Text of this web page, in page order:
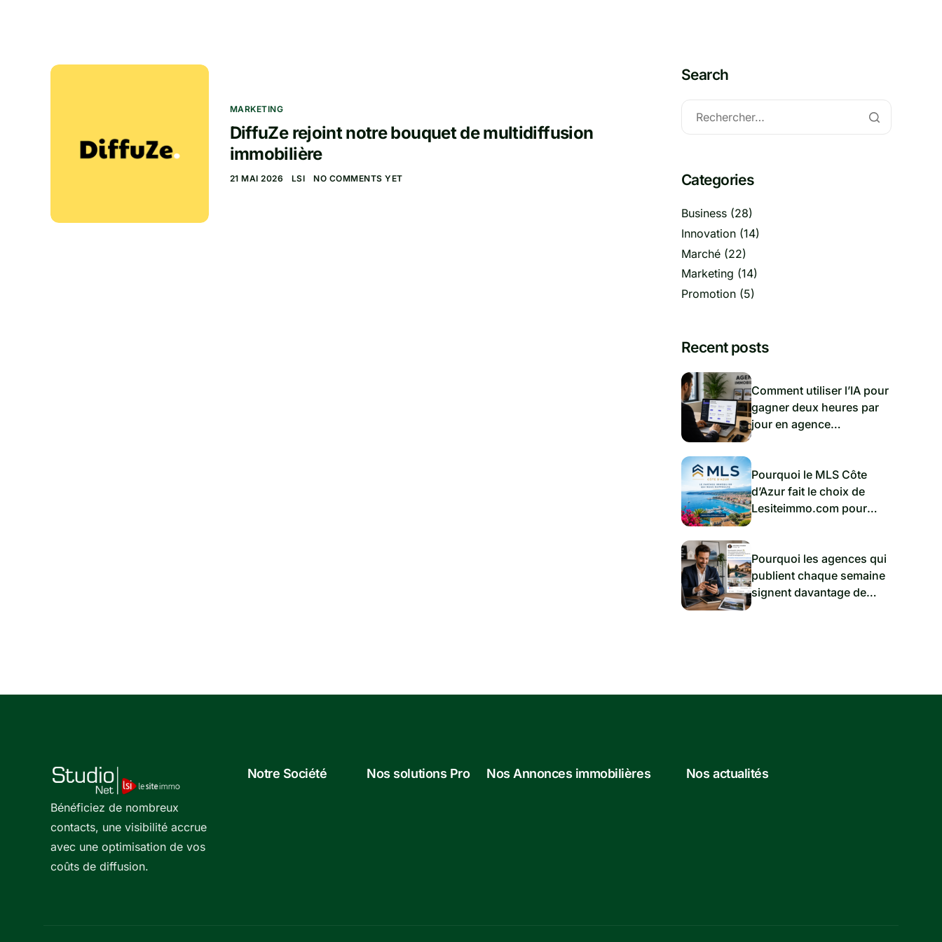
MARKETING
DiffuZe rejoint notre bouquet de multidiffusion
immobilière
21 MAI 2026 LSI NO COMMENTS YET
Search
Categories
Business (28)
Innovation (14)
Marché (22)
Marketing (14)
Promotion (5)
Recent posts
Comment utiliser l’IA pour
gagner deux heures par
jour en agence
Pourquoi le MLS Côte
d’Azur fait le choix de
Lesiteimmo.com pour
demain
Pourquoi les agences qui
publient chaque semaine
signent davantage de
Bénéficiez de nombreux
contacts, une visibilité accrue
avec une optimisation de vos
coûts de diffusion.
Notre Société Nos solutions Pro Nos Annonces immobilières Nos actualités